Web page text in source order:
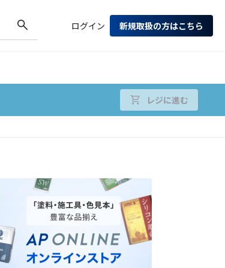
ログイン 新規取扱の方はこちら
レジに進む